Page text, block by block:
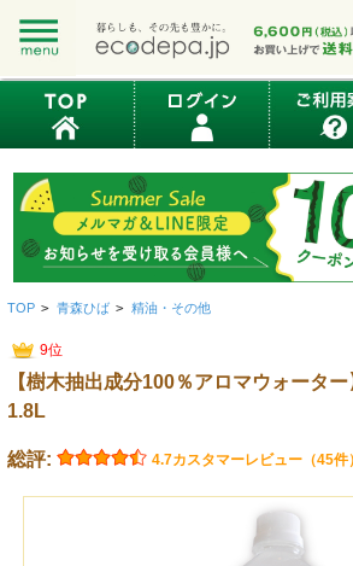
TOP > 青森ひば > 精油・その他
9位
【樹木抽出成分100％アロマウォータ
1.8L
総評: 4.7カスタマーレビュー（45件